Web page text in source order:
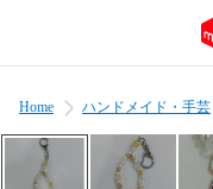
Home ハンドメイド・手芸